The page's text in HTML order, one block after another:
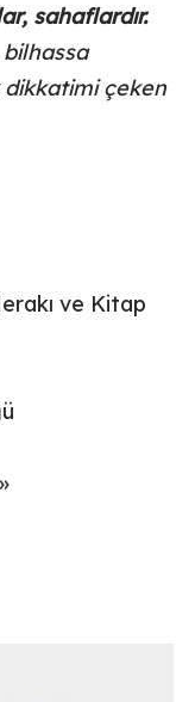
sahaflardır.
dikkatimi çeken
ve Kitap